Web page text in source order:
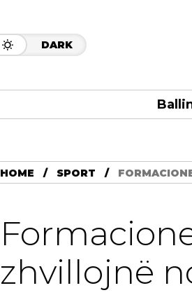
DARK
HOME SPORT
zhvillojnë